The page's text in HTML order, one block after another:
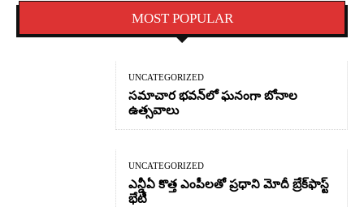
MOST POPULAR
UNCATEGORIZED
సమాచార భవన్‌లో ఘనంగా బోనాల
ఉత్సవాలు
UNCATEGORIZED
ఎన్డీఏ కొత్త ఎంపీలతో ప్రధాని మోదీ బ్రేక్‌ఫాస్ట్
భేటీ